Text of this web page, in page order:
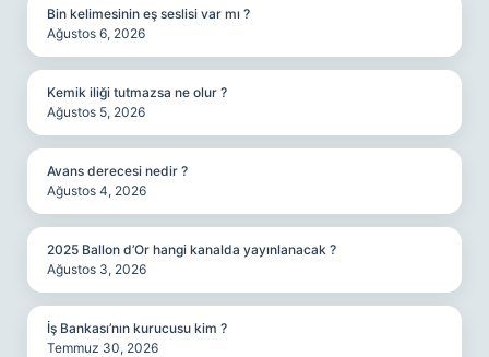
Bin kelimesinin eş seslisi var mı ?
Ağustos 6, 2026
Kemik iliği tutmazsa ne olur ?
Ağustos 5, 2026
Avans derecesi nedir ?
Ağustos 4, 2026
2025 Ballon d’Or hangi kanalda yayınlanacak ?
Ağustos 3, 2026
İş Bankası’nın kurucusu kim ?
Temmuz 30, 2026